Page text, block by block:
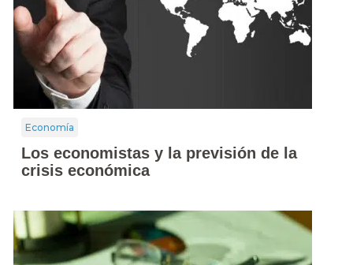
Economía
Los economistas y la previsión de la
crisis económica